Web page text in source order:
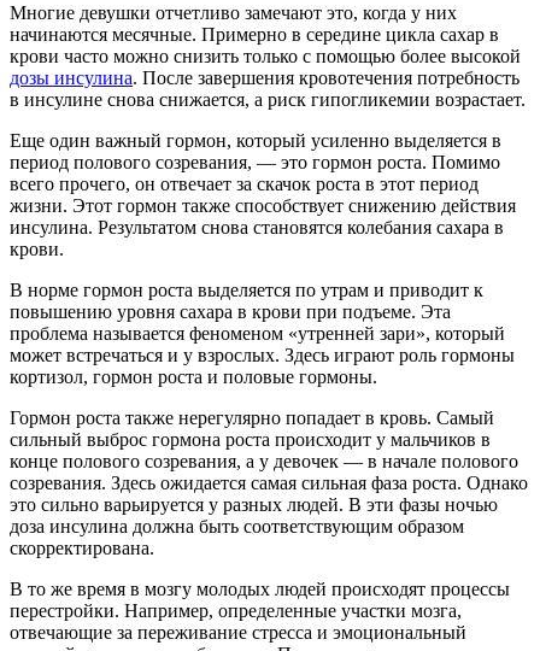
Многие девушки отчетливо замечают это, когда у них
начинаются месячные. Примерно в середине цикла сахар в
крови часто можно снизить только с помощью более высокой
дозы инсулина. После завершения кровотечения потребность
в инсулине снова снижается, а риск гипогликемии возрастает.
Еще один важный гормон, который усиленно выделяется в
период полового созревания, — это гормон роста. Помимо
всего прочего, он отвечает за скачок роста в этот период
жизни. Этот гормон также способствует снижению действия
инсулина. Результатом снова становятся колебания сахара в
крови.
В норме гормон роста выделяется по утрам и приводит к
повышению уровня сахара в крови при подъеме. Эта
проблема называется феноменом «утренней зари», который
может встречаться и у взрослых. Здесь играют роль гормоны
кортизол, гормон роста и половые гормоны.
Гормон роста также нерегулярно попадает в кровь. Самый
сильный выброс гормона роста происходит у мальчиков в
конце полового созревания, а у девочек — в начале полового
созревания. Здесь ожидается самая сильная фаза роста. Однако
это сильно варьируется у разных людей. В эти фазы ночью
доза инсулина должна быть соответствующим образом
скорректирована.
В то же время в мозгу молодых людей происходят процессы
перестройки. Например, определенные участки мозга,
отвечающие за переживание стресса и эмоциональный